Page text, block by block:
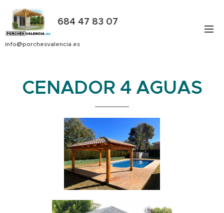
684 47 83 07
info@porchesvalencia.es
CENADOR 4 AGUAS